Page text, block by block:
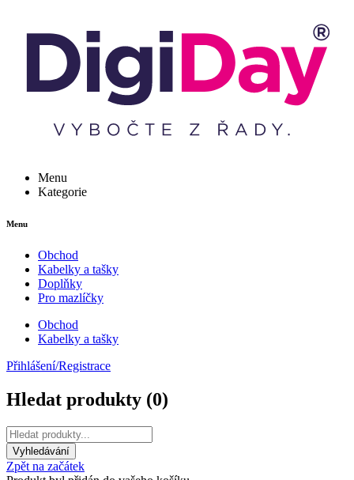
Menu
Kategorie
Menu
Obchod
Kabelky a tašky
Doplňky
Pro mazlíčky
Obchod
Kabelky a tašky
Přihlášení/Registrace
Hledat produkty (0)
Zpět na začátek